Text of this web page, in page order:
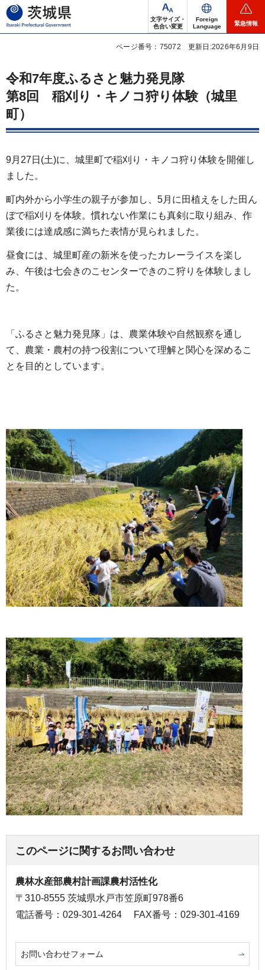
茨城県
文字サイズ・
色合い変更
Foreign
Language
緊急情報
ページ番号：75072 更新日:2026年6月9日
令和7年度ふるさと魅力発見隊
第8回 稲刈り・キノコ狩り体験（城里
町）
9月27日(土)に、城里町で稲刈り・キノコ狩り体験を開催し
ました。
町内外から小学生の親子が参加し、5月に田植えをした田ん
ぼで稲刈りを体験。慣れない作業にも真剣に取り組み、作
業後には達成感に満ちた表情が見られました。
昼食には、城里町産の新米を使ったカレーライスを楽し
み、午後は七会きのこセンターできのこ狩りを体験しまし
た。
「ふるさと魅力発見隊」は、農業体験や自然観察を通し
て、農業・農村の持つ役割について理解と関心を深めるこ
とを目的としています。
このページに関するお問い合わせ
農林水産部農村計画課農村活性化
〒310-8555 茨城県水戸市笠原町978番6
電話番号：029-301-4264
FAX番号：029-301-4169
お問い合わせフォーム